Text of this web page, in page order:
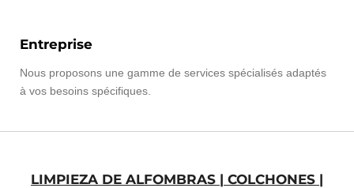
Entreprise
Nous proposons une gamme de services spécialisés adaptés
à vos besoins spécifiques.
LIMPIEZA DE ALFOMBRAS | COLCHONES |